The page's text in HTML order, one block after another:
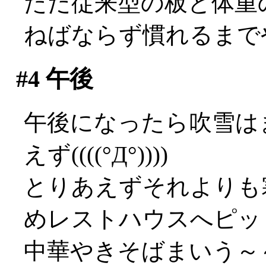
ねばならず慣れるま
#4午後
午後になったら吹雪
えず((((°Д°))))
とりあえずそれより
めレストハウスへピ
中華やきそばまいう